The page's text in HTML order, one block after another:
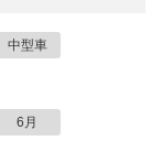
中型車
6月